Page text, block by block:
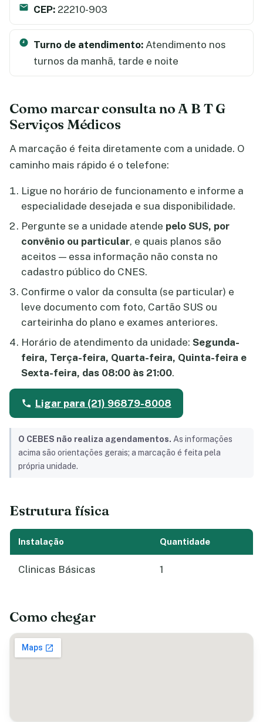
CEP: 22210-903
Turno de atendimento: Atendimento nos
turnos da manhã, tarde e noite
Como marcar consulta no A B T G
Serviços Médicos
A marcação é feita diretamente com a unidade. O
caminho mais rápido é o telefone:
Ligue no horário de funcionamento e informe a
especialidade desejada e sua disponibilidade.
Pergunte se a unidade atende pelo SUS, por
convênio ou particular, e quais planos são
aceitos — essa informação não consta no
cadastro público do CNES.
Confirme o valor da consulta (se particular) e
leve documento com foto, Cartão SUS ou
carteirinha do plano e exames anteriores.
Horário de atendimento da unidade: Segunda-
feira, Terça-feira, Quarta-feira, Quinta-feira e
Sexta-feira, das 08:00 às 21:00.
Ligar para (21) 96879-8008
O CEBES não realiza agendamentos. As informações
acima são orientações gerais; a marcação é feita pela
própria unidade.
Estrutura física
Instalação Quantidade
Clinicas Básicas 1
Como chegar